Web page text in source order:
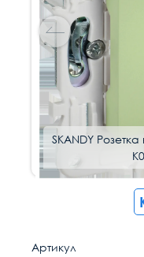
SKANDY
SKANDY
Артикул